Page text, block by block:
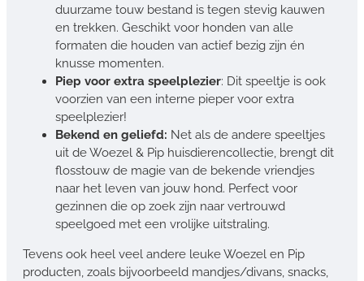
duurzame touw bestand is tegen stevig kauwen
en trekken. Geschikt voor honden van alle
formaten die houden van actief bezig zijn én
knusse momenten.
Piep voor extra speelplezier: Dit speeltje is ook
voorzien van een interne pieper voor extra
speelplezier!
Bekend en geliefd: Net als de andere speeltjes
uit de Woezel & Pip huisdierencollectie, brengt dit
flosstouw de magie van de bekende vriendjes
naar het leven van jouw hond. Perfect voor
gezinnen die op zoek zijn naar vertrouwd
speelgoed met een vrolijke uitstraling.
Tevens ook heel veel andere leuke Woezel en Pip
producten, zoals bijvoorbeeld mandjes/divans, snacks,